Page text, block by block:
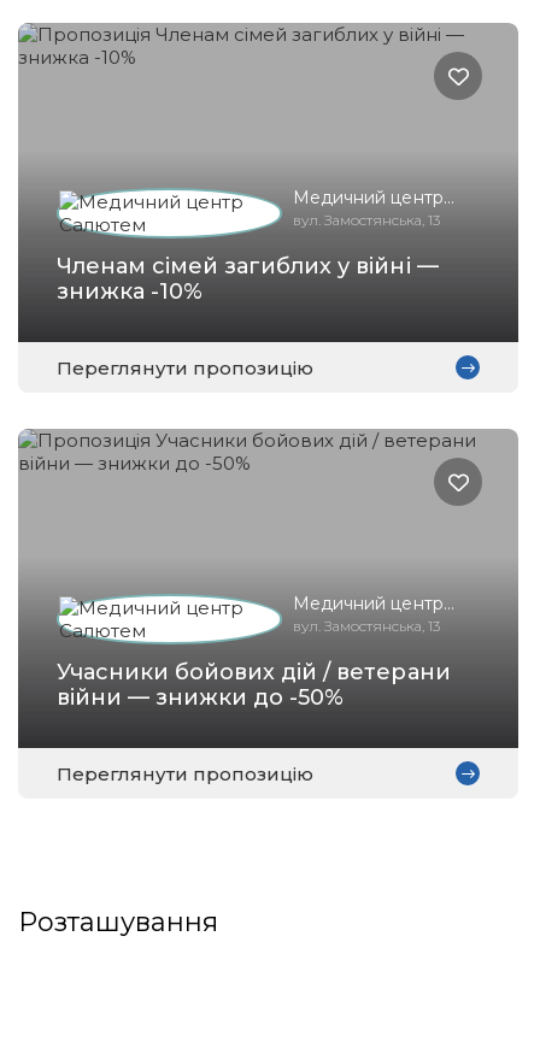
Медичний центр
Салютем
вул. Замостянська, 13
Членам сімей загиблих у війні —
знижка -10%
Переглянути пропозицію
Медичний центр
Салютем
вул. Замостянська, 13
Учасники бойових дій / ветерани
війни — знижки до -50%
Переглянути пропозицію
Розташування